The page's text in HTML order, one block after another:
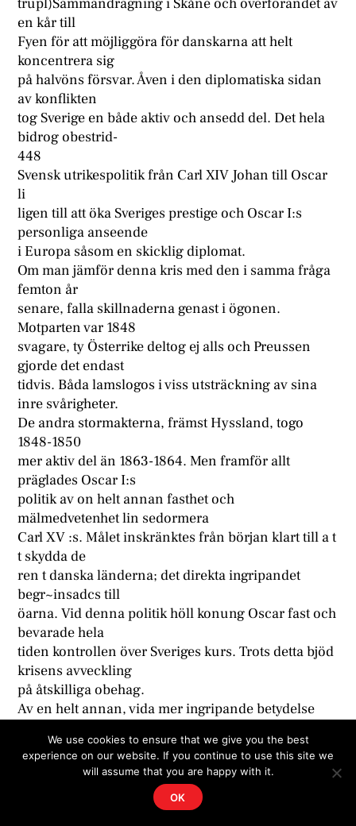
trupl)Sammandragning i Skåne och överförandet av
en kår till
Fyen för att möjliggöra för danskarna att helt
koncentrera sig
på halvöns försvar. Åven i den diplomatiska sidan
av konflikten
tog Sverige en både aktiv och ansedd del. Det hela
bidrog obestrid-
448
Svensk utrikespolitik från Carl XIV Johan till Oscar
li
ligen till att öka Sveriges prestige och Oscar I:s
personliga anseende
i Europa såsom en skicklig diplomat.
Om man jämför denna kris med den i samma fråga
femton år
senare, falla skillnaderna genast i ögonen.
Motparten var 1848
svagare, ty Österrike deltog ej alls och Preussen
gjorde det endast
tidvis. Båda lamslogos i viss utsträckning av sina
inre svårigheter.
De andra stormakterna, främst Hyssland, togo
1848-1850
mer aktiv del än 1863-1864. Men framför allt
präglades Oscar I:s
politik av on helt annan fasthet och
mälmedvetenhet lin sedormera
Carl XV :s. Målet inskränktes från början klart till a t
t skydda de
ren t danska länderna; det direkta ingripandet
begr~insadcs till
öarna. Vid denna politik höll konung Oscar fast och
bevarade hela
tiden kontrollen över Sveriges kurs. Trots detta bjöd
krisens avveckling
på åtskilliga obehag.
Av en helt annan, vida mer ingripande betydelse
är, nästa kris, som Sverige hade att taga ställning
till,
Krimkriget. Det är den episod i vår diplomatiska
We use cookies to ensure that we give you the best
experience on our website. If you continue to use this site we
will assume that you are happy with it.
OK